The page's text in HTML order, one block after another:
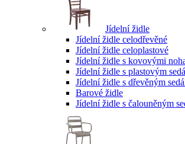
Jídelní židle
Jídelní židle celodřevěné
Jídelní židle celoplastové
Jídelní židle s kovovými
Jídelní židle s plastovým
Jídelní židle s dřevěným
Barové židle
Jídelní židle s čalouněným